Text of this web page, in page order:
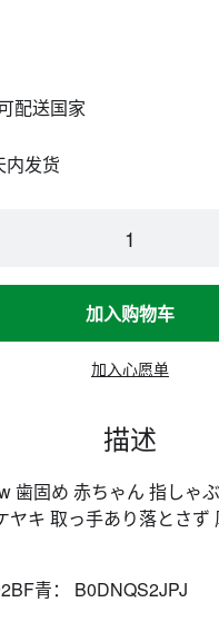
配送国家
内发货
加入购物车
加入心愿单
描述
歯固め 赤ちゃん 指しゃ
ヤキ 取っ手あり落とさず
青：
B0DNQS2JPJ